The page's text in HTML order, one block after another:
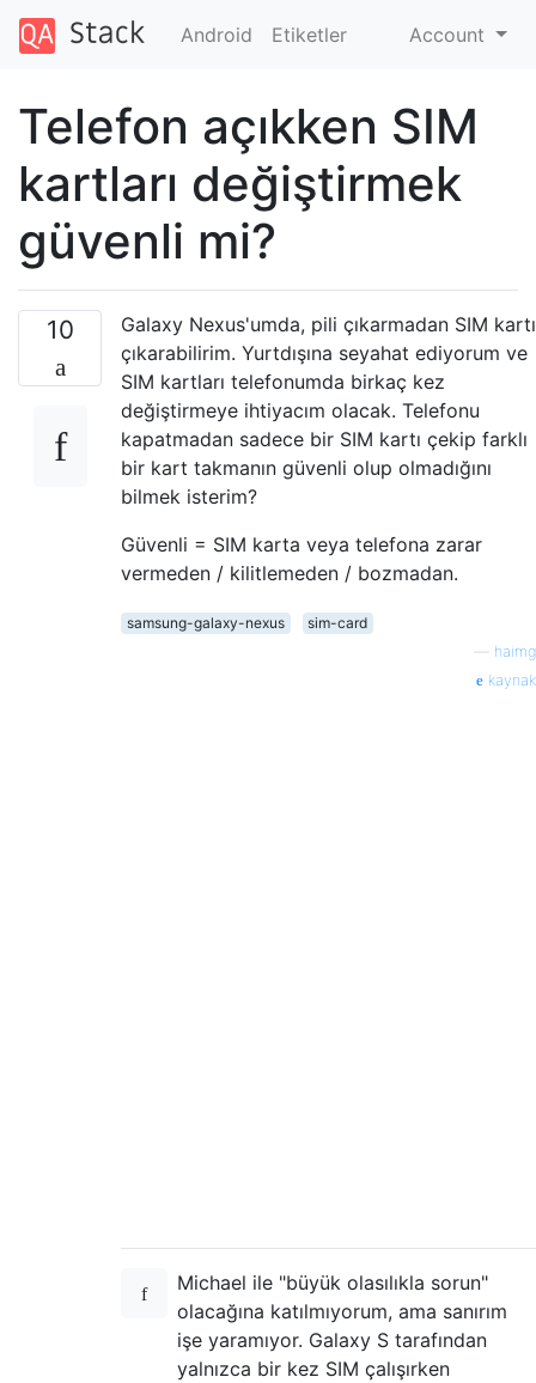
Android Etiketler Account
Telefon açıkken SIM
kartları değiştirmek
güvenli mi?
10
Galaxy Nexus'umda, pili çıkarmadan SIM kartı
çıkarabilirim. Yurtdışına seyahat ediyorum ve
SIM kartları telefonumda birkaç kez
değiştirmeye ihtiyacım olacak. Telefonu
kapatmadan sadece bir SIM kartı çekip farklı
bir kart takmanın güvenli olup olmadığını
bilmek isterim?
Güvenli = SIM karta veya telefona zarar
vermeden / kilitlemeden / bozmadan.
samsung-galaxy-nexus
sim-card
haimg
kaynak
Michael ile "büyük olasılıkla sorun"
olacağına katılmıyorum, ama sanırım
işe yaramıyor. Galaxy S tarafından
yalnızca bir kez SIM çalışırken